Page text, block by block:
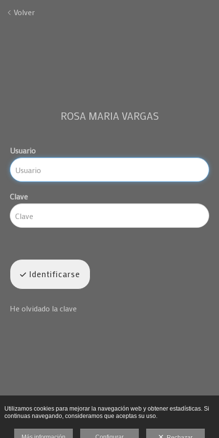
Volver
ROSA MARIA VARGAS
Usuario
Clave
Identificarse
He olvidado la clave
Utilizamos cookies para mejorar la navegación web y obtener estadísticas. Si
continuas navegando, consideramos que aceptas su uso.